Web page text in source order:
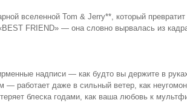
вселенной Tom & Jerry**, который
FRIEND» — она словно вырвалась из
надписи — как будто вы держите в
— работает даже в сильный ветер, как
блеска годами, как ваша любовь к